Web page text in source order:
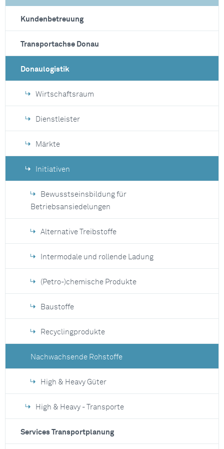
Kundenbetreuung
Transportachse Donau
Donaulogistik
Wirtschaftsraum
Dienstleister
Märkte
Initiativen
Bewusstseinsbildung für
Betriebsansiedelungen
Alternative Treibstoffe
Intermodale und rollende Ladung
(Petro-)chemische Produkte
Baustoffe
Recyclingprodukte
Nachwachsende Rohstoffe
High & Heavy Güter
High & Heavy - Transporte
Services Transportplanung